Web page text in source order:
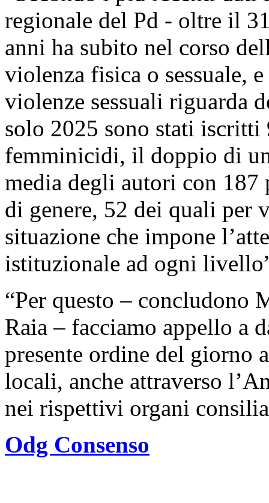
regionale del Pd - oltre il
anni ha subito nel corso
violenza fisica o sessuale,
violenze sessuali riguarda
solo 2025 sono stati
femminicidi, il doppio di
media degli autori con
di genere, 52 dei quali per
situazione che impone
istituzionale ad ogni
“Per questo – concludono
Raia – facciamo appello a
presente ordine del giorno
locali, anche attraverso
nei rispettivi organi
Odg Consenso